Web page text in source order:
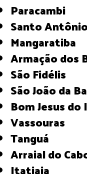
Paracambi
Santo
Mangaratiba
Armação dos
São Fidélis
São João da
Bom Jesus
Vassouras
Tanguá
Arraial do